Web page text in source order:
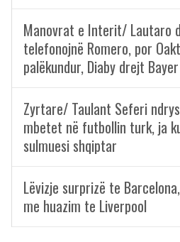
Manovrat e Interit/ Lautaro
telefonojnë Romero, por
palëkundur, Diaby drejt
Zyrtare/ Taulant Seferi
mbetet në futbollin turk, ja
sulmuesi shqiptar
Lëvizje surprizë te
me huazim te Liverpool